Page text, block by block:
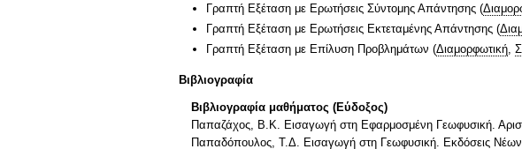
Γραπτή Εξέταση με Ερωτήσεις Σύντομης Απάντησης (
Γραπτή Εξέταση με Ερωτήσεις Εκτεταμένης Απάντησης (
Γραπτή Εξέταση με Επίλυση Προβλημάτων (Διαμορφωτική,
Βιβλιογραφία
Βιβλιογραφία μαθήματος (Εύδοξος)
Παπαζάχος, Β.Κ. Εισαγωγή στη Εφαρμοσμένη Γεωφυσική.
Παπαδόπουλος, Τ.Δ. Εισαγωγή στη Γεωφυσική. Εκδόσεις